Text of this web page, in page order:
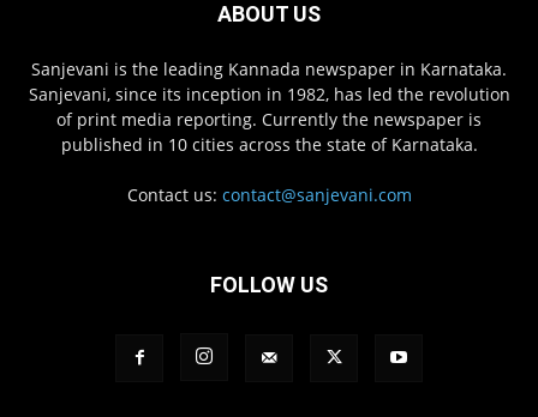
ABOUT US
Sanjevani is the leading Kannada newspaper in Karnataka.
Sanjevani, since its inception in 1982, has led the revolution
of print media reporting. Currently the newspaper is
published in 10 cities across the state of Karnataka.
Contact us: contact@sanjevani.com
FOLLOW US